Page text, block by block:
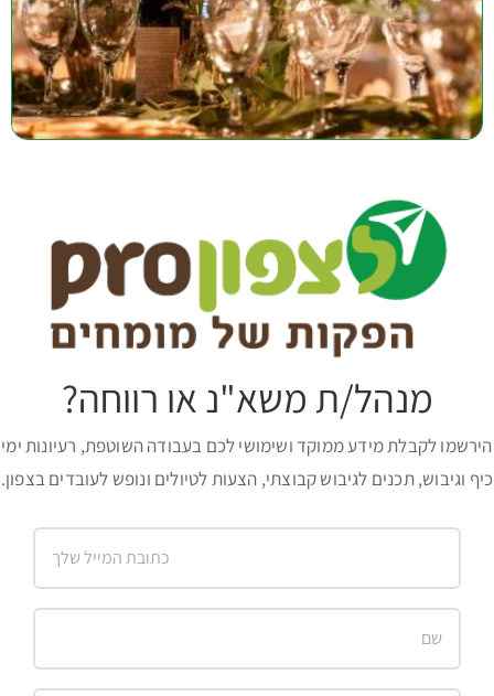
מנהל/ת משא"נ או רווחה?
הירשמו לקבלת מידע ממוקד ושימושי לכם בעבודה השוטפת, רעיונות ימי
כיף וגיבוש, תכנים לגיבוש קבוצתי, הצעות לטיולים ונופש לעובדים בצפון.